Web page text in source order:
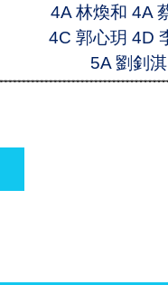
4A 林煥和 4A
4C 郭心玥 4D
5A 劉釗